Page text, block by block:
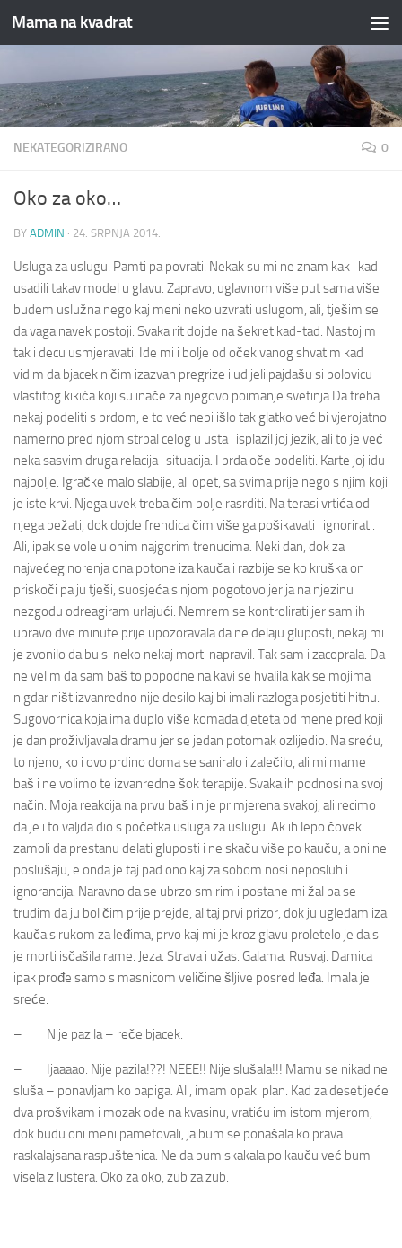
Skip to content
Mama na kvadrat
NEKATEGORIZIRANO 0
Oko za oko…
BY ADMIN · 24. SRPNJA 2014.
Usluga za uslugu. Pamti pa povrati. Nekak su mi ne znam kak i kad
usadili takav model u glavu. Zapravo, uglavnom više put sama više
budem uslužna nego kaj meni neko uzvrati uslugom, ali, tješim se
da vaga navek postoji. Svaka rit dojde na šekret kad-tad. Nastojim
tak i decu usmjeravati. Ide mi i bolje od očekivanog shvatim kad
vidim da bjacek ničim izazvan pregrize i udijeli pajdašu si polovicu
vlastitog kikića koji su inače za njegovo poimanje svetinja.Da treba
nekaj podeliti s prdom, e to već nebi išlo tak glatko već bi vjerojatno
namerno pred njom strpal celog u usta i isplazil joj jezik, ali to je već
neka sasvim druga relacija i situacija. I prda oče podeliti. Karte joj idu
najbolje. Igračke malo slabije, ali opet, sa svima prije nego s njim koji
je iste krvi. Njega uvek treba čim bolje rasrditi. Na terasi vrtića od
njega bežati, dok dojde frendica čim više ga pošikavati i ignorirati.
Ali, ipak se vole u onim najgorim trenucima. Neki dan, dok za
najvećeg norenja ona potone iza kauča i razbije se ko kruška on
priskoči pa ju tješi, suosjeća s njom pogotovo jer ja na njezinu
nezgodu odreagiram urlajući. Nemrem se kontrolirati jer sam ih
upravo dve minute prije upozoravala da ne delaju gluposti, nekaj mi
je zvonilo da bu si neko nekaj morti napravil. Tak sam i zacoprala. Da
ne velim da sam baš to popodne na kavi se hvalila kak se mojima
nigdar ništ izvanredno nije desilo kaj bi imali razloga posjetiti hitnu.
Sugovornica koja ima duplo više komada djeteta od mene pred koji
je dan proživljavala dramu jer se jedan potomak ozlijedio. Na sreću,
to njeno, ko i ovo prdino doma se saniralo i zalečilo, ali mi mame
baš i ne volimo te izvanredne šok terapije. Svaka ih podnosi na svoj
način. Moja reakcija na prvu baš i nije primjerena svakoj, ali recimo
da je i to valjda dio s početka usluga za uslugu. Ak ih lepo čovek
zamoli da prestanu delati gluposti i ne skaču više po kauču, a oni ne
poslušaju, e onda je taj pad ono kaj za sobom nosi neposluh i
ignorancija. Naravno da se ubrzo smirim i postane mi žal pa se
trudim da ju bol čim prije prejde, al taj prvi prizor, dok ju ugledam iza
kauča s rukom za leđima, prvo kaj mi je kroz glavu proletelo je da si
je morti isčašila rame. Jeza. Strava i užas. Galama. Rusvaj. Damica
ipak prođe samo s masnicom veličine šljive posred leđa. Imala je
sreće.
– Nije pazila – reče bjacek.
– Ijaaaao. Nije pazila!??! NEEE!! Nije slušala!!! Mamu se nikad ne
sluša – ponavljam ko papiga. Ali, imam opaki plan. Kad za desetljeće
dva prošvikam i mozak ode na kvasinu, vratiću im istom mjerom,
dok budu oni meni pametovali, ja bum se ponašala ko prava
raskalajsana raspuštenica. Ne da bum skakala po kauču već bum
visela z lustera. Oko za oko, zub za zub.